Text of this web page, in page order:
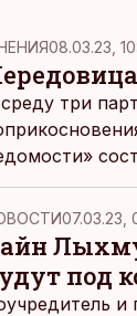
08.03.23,
три
07.03.23,
под
и